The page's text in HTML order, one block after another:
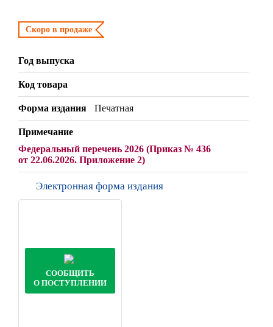
Скоро в продаже
Год выпуска
Код товара
Форма издания Печатная
Примечание
Федеральный перечень 2026 (Приказ № 436
от 22.06.2026. Приложение 2)
Электронная форма издания
СООБЩИТЬ
О ПОСТУПЛЕНИИ